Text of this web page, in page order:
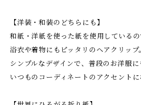
【洋装・和装のどちらにも】
和紙・洋紙を使った紙を使用しているの
浴衣や着物にもピッタリのヘアクリップ
シンプルなデザインで、普段のお洋服に
いつものコーディネートのアクセントに